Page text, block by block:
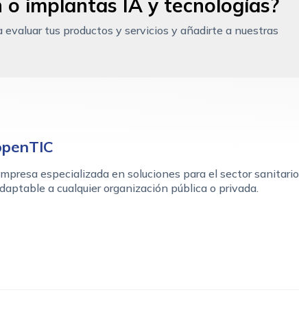
o implantas IA y tecnologías?
tus productos y servicios y añadirte a nuestras
especializada en soluciones para el sector sanitario,
a cualquier organización pública o privada.